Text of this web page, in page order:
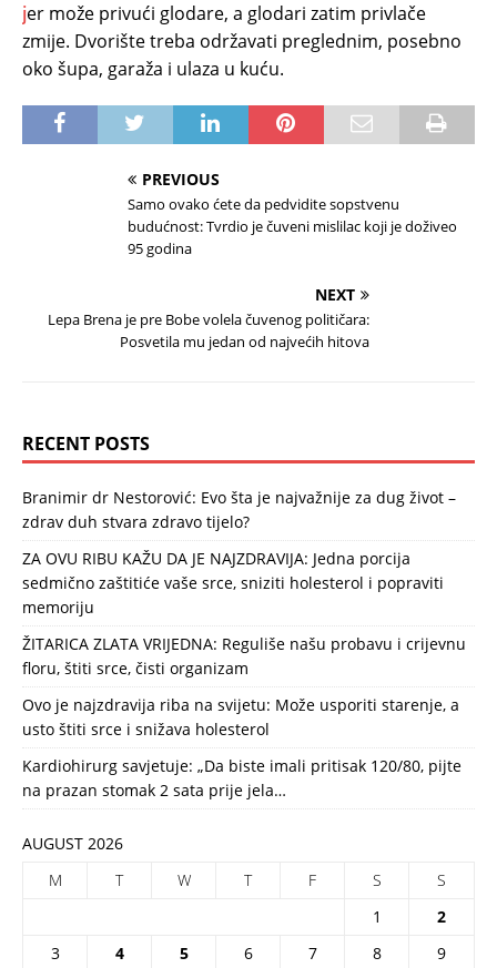
jer može privući glodare, a glodari zatim privlače
zmije. Dvorište treba održavati preglednim, posebno
oko šupa, garaža i ulaza u kuću.
PREVIOUS
Samo ovako ćete da pedvidite sopstvenu
budućnost: Tvrdio je čuveni mislilac koji je doživeo
95 godina
NEXT
Lepa Brena je pre Bobe volela čuvenog političara:
Posvetila mu jedan od najvećih hitova
RECENT POSTS
Branimir dr Nestorović: Evo šta je najvažnije za dug život –
zdrav duh stvara zdravo tijelo?
ZA OVU RIBU KAŽU DA JE NAJZDRAVIJA: Jedna porcija
sedmično zaštitiće vaše srce, sniziti holesterol i popraviti
memoriju
ŽITARICA ZLATA VRIJEDNA: Reguliše našu probavu i crijevnu
floru, štiti srce, čisti organizam
Ovo je najzdravija riba na svijetu: Može usporiti starenje, a
usto štiti srce i snižava holesterol
Kardiohirurg savjetuje: „Da biste imali pritisak 120/80, pijte
na prazan stomak 2 sata prije jela…
AUGUST 2026
M
T W T F S
S
1
2
3
4 5 6 7 8 9